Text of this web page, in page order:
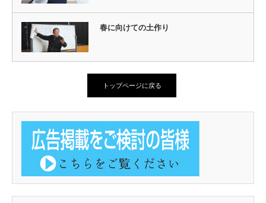
春に向けての土作り
トップページに戻る